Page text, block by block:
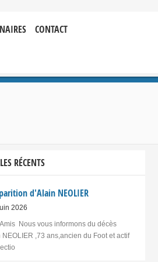
CONTACT
RÉCENTS
d'Alain NEOLIER
2026
Nous vous informons du décès
NEOLIER ,73 ans,ancien du Foot et actif